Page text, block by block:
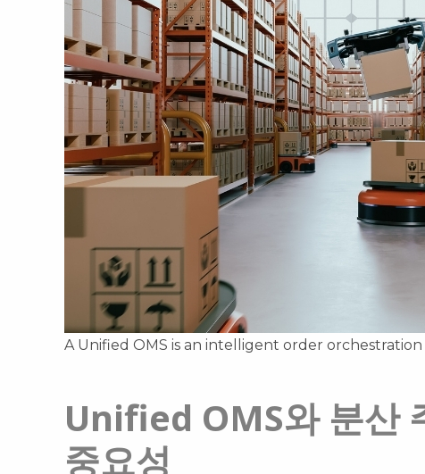
A Unified OMS is an intelligent order
Unified OMS와 분산
중요성